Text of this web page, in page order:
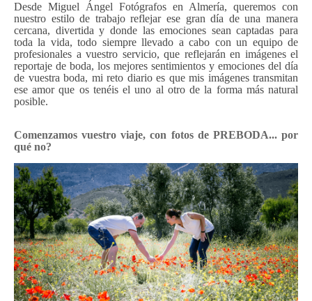
Desde Miguel Ángel Fotógrafos en Almería, queremos con
nuestro estilo de trabajo reflejar ese gran día de una manera
cercana, divertida y donde las emociones sean captadas para
toda la vida, todo siempre llevado a cabo con un equipo de
profesionales a vuestro servicio, que reflejarán en imágenes el
reportaje de boda, los mejores sentimientos y emociones del día
de vuestra boda, mi reto diario es que mis imágenes transmitan
ese amor que os tenéis el uno al otro de la forma más natural
posible.
Comenzamos vuestro viaje, con fotos de PREBODA... por
qué no?